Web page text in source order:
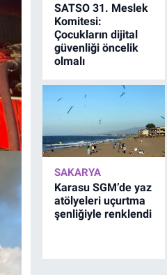
SATSO 31. Meslek
Komitesi:
Çocukların dijital
güvenliği öncelik
olmalı
SAKARYA
Karasu SGM’de yaz
atölyeleri uçurtma
şenliğiyle renklendi